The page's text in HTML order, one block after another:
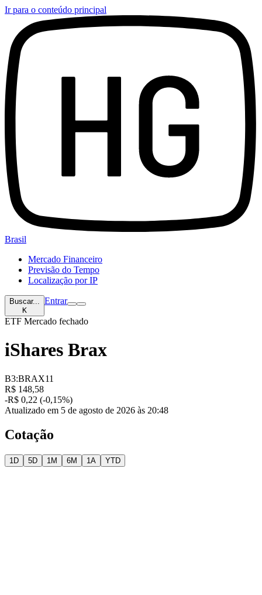
Ir para o conteúdo principal
Brasil
Mercado Financeiro
Previsão do Tempo
Localização por IP
Buscar...
K
Entrar
ETF Mercado fechado
iShares Brax
B3:BRAX11
R$ 148,58
-R$ 0,22 (-0,15%)
Atualizado em 5 de agosto de 2026 às 20:48
Cotação
1D 5D 1M 6M 1A YTD